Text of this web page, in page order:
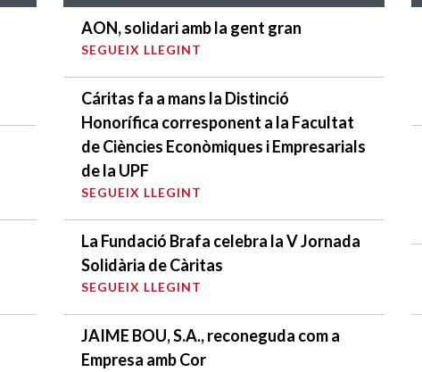
AON, solidari amb la gent gran
SEGUEIX LLEGINT
Cáritas fa a mans la Distinció
Honorífica corresponent a la Facultat
de Ciències Econòmiques i Empresarials
de la UPF
SEGUEIX LLEGINT
La Fundació Brafa celebra la V Jornada
Solidària de Càritas
SEGUEIX LLEGINT
JAIME BOU, S.A., reconeguda com a
Empresa amb Cor